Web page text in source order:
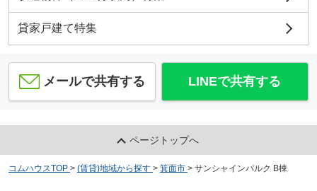
貸家戸建て特集
メールで共有する LINEで共有する
ページトップへ
コムハウスTOP > (賃貸)地域から探す > 箕面市 > サンシャインパルク B棟